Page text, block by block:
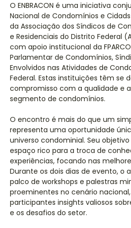
O ENBRACON é uma iniciativa
Nacional de Condomínios e
da Associação dos Síndicos de
e Residenciais do Distrito Federal
com apoio institucional da
Parlamentar de Condomínios,
Envolvidos nas Atividades de
Federal. Estas instituições têm se
compromisso com a qualidade e
segmento de condomínios.
O encontro é mais do que um
representa uma oportunidade
universo condominial. Seu
espaço rico para a troca de
experiências, focando nas
Durante os dois dias de evento, o
palco de workshops e palestras
proeminentes no cenário
participantes insights valiosos
e os desafios do setor.